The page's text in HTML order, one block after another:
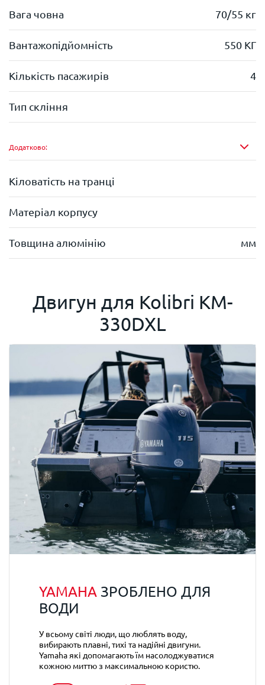
Вага човна 70/55 кг
Вантажопідйомність 550 КГ
Кількість пасажирів 4
Тип скління
Додатково:
Кіловатість на транці
Матеріал корпусу
Товщина алюмінію мм
Двигун для Kolibri KM-
330DXL
YAMAHA ЗРОБЛЕНО ДЛЯ
ВОДИ
У всьому світі люди, що люблять воду,
вибирають плавні, тихі та надійні двигуни.
Yamaha які допомагають їм насолоджуватися
кожною миттю з максимальною користю.